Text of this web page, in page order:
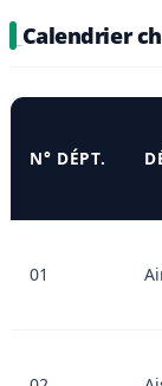
Calendrier
N° DÉPT.
01